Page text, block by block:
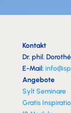
Kontakt
Dr. phil.
E-Mail:
Angebote
Sylt Seminare
Gratis